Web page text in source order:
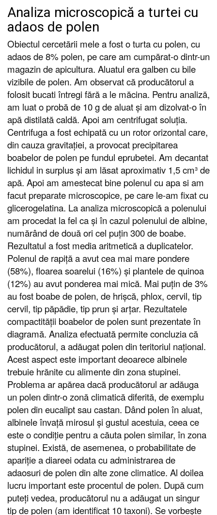
Analiza microscopică a turtei cu
adaos de polen
Obiectul cercetării mele a fost o turta cu polen, cu
adaos de 8% polen, pe care am cumpărat-o dintr-un
magazin de apicultura. Aluatul era galben cu bile
vizibile de polen. Am observat că producătorul a
folosit bucati întregi fără a le măcina. Pentru analiză,
am luat o probă de 10 g de aluat și am dizolvat-o în
apă distilată caldă. Apoi am centrifugat soluția.
Centrifuga a fost echipată cu un rotor orizontal care,
din cauza gravitației, a provocat precipitarea
boabelor de polen pe fundul eprubetei. Am decantat
lichidul in surplus și am lăsat aproximativ 1,5 cm³ de
apă. Apoi am amestecat bine polenul cu apa si am
facut preparate microscopice, pe care le-am fixat cu
glicerogelatina. La analiza microscopică a polenului
am procedat la fel ca și în cazul polenului de albine,
numărând de două ori cel puțin 300 de boabe.
Rezultatul a fost media aritmetică a duplicatelor.
Polenul de rapiță a avut cea mai mare pondere
(58%), floarea soarelui (16%) și plantele de quinoa
(12%) au avut ponderea mai mică. Mai puțin de 3%
au fost boabe de polen, de hrișcă, phlox, cervil, tip
cervil, tip păpădie, tip prun și arțar. Rezultatele
compactității boabelor de polen sunt prezentate în
diagramă. Analiza efectuată permite concluzia că
producătorul, a adăugat polen din teritoriul național.
Acest aspect este important deoarece albinele
trebuie hrănite cu alimente din zona stupinei.
Problema ar apărea dacă producătorul ar adăuga
un polen dintr-o zonă climatică diferită, de exemplu
polen din eucalipt sau castan. Dând polen în aluat,
albinele învață mirosul și gustul acestuia, ceea ce
este o condiție pentru a căuta polen similar, în zona
stupinei. Există, de asemenea, o probabilitate de
apariție a diareei odata cu administrarea de
adaosuri de polen din alte zone climatice. Al doilea
lucru important este procentul de polen. După cum
puteți vedea, producătorul nu a adăugat un singur
tip de polen (am identificat 10 taxoni). Se vorbește